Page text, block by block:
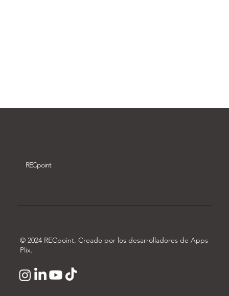
RECpoint
© 2024 RECpoint. Creado por los desarrolladores de Apps
Plix.